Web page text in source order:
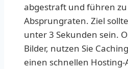
abgestraft und führen
Absprungraten. Ziel
unter 3 Sekunden sein.
Bilder, nutzen Sie
einen schnellen Hosting-